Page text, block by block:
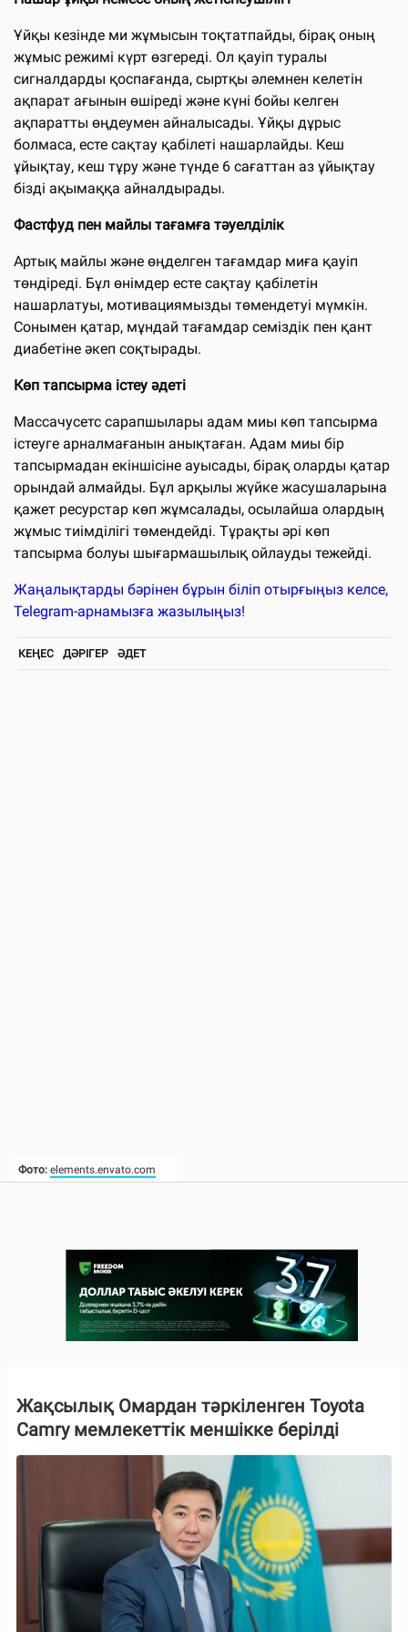
Фото: elements.envato.com
Ұйқы кезінде ми жұмысын тоқтатпайды, бірақ оның
жұмыс режимі күрт өзгереді. Ол қауіп туралы
сигналдарды қоспағанда, сыртқы әлемнен келетін
ақпарат ағынын өшіреді және күні бойы келген
ақпаратты өңдеумен айналысады. Ұйқы дұрыс
болмаса, есте сақтау қабілеті нашарлайды. Кеш
ұйықтау, кеш тұру және түнде 6 сағаттан аз ұйықтау
бізді ақымаққа айналдырады.
Фастфуд пен майлы тағамға тәуелділік
Артық майлы және өңделген тағамдар миға қауіп
төндіреді. Бұл өнімдер есте сақтау қабілетін
нашарлатуы, мотивациямызды төмендетуі мүмкін.
Сонымен қатар, мұндай тағамдар семіздік пен қант
диабетіне әкеп соқтырады.
Көп тапсырма істеу әдеті
Массачусетс сарапшылары адам миы көп тапсырма
істеуге арналмағанын анықтаған. Адам миы бір
тапсырмадан екіншісіне ауысады, бірақ оларды қатар
орындай алмайды. Бұл арқылы жүйке жасушаларына
қажет ресурстар көп жұмсалады, осылайша олардың
жұмыс тиімділігі төмендейді. Тұрақты әрі көп
тапсырма болуы шығармашылық ойлауды тежейді.
Жаңалықтарды бәрінен бұрын біліп отырғыңыз келсе,
Telegram-арнамызға жазылыңыз!
КЕҢЕС ДӘРІГЕР ӘДЕТ